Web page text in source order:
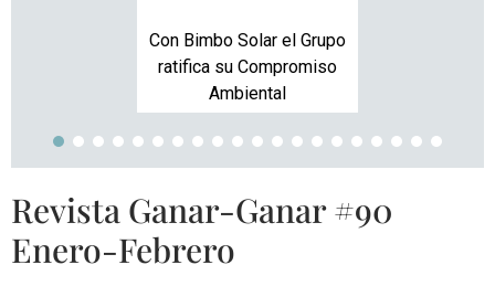
Con Bimbo Solar el Grupo
ratifica su Compromiso
Ambiental
Revista Ganar-Ganar #90
Enero-Febrero